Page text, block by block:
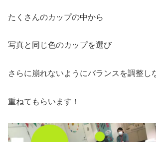
たくさんのカップの中から
写真と同じ色のカップを選び
さらに崩れないようにバランスを調整し
重ねてもらいます！